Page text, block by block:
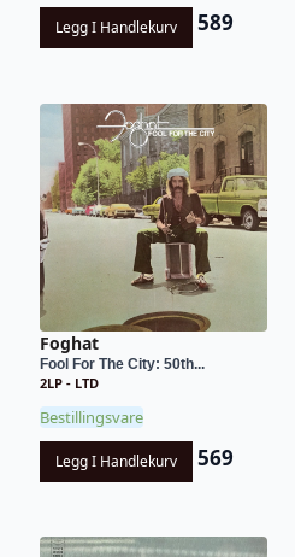
Legg I Handlekurv 589
Foghat
Fool For The City: 50th...
2LP - LTD
Bestillingsvare
Legg I Handlekurv 569